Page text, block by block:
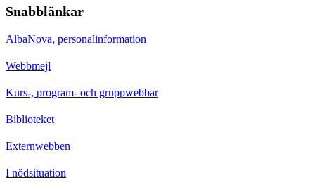
Snabblänkar
AlbaNova, personalinformation
Webbmejl
Kurs-, program- och gruppwebbar
Biblioteket
Externwebben
I nödsituation